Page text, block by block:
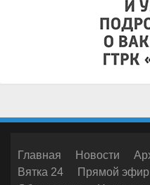
Главная Новости
Вятка 24
Прямой эфир